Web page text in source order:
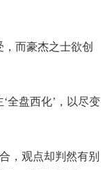
而豪杰之士欲创
全盘西化’，以尽变
，观点却判然有别